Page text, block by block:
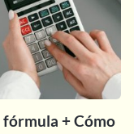
+ Cómo